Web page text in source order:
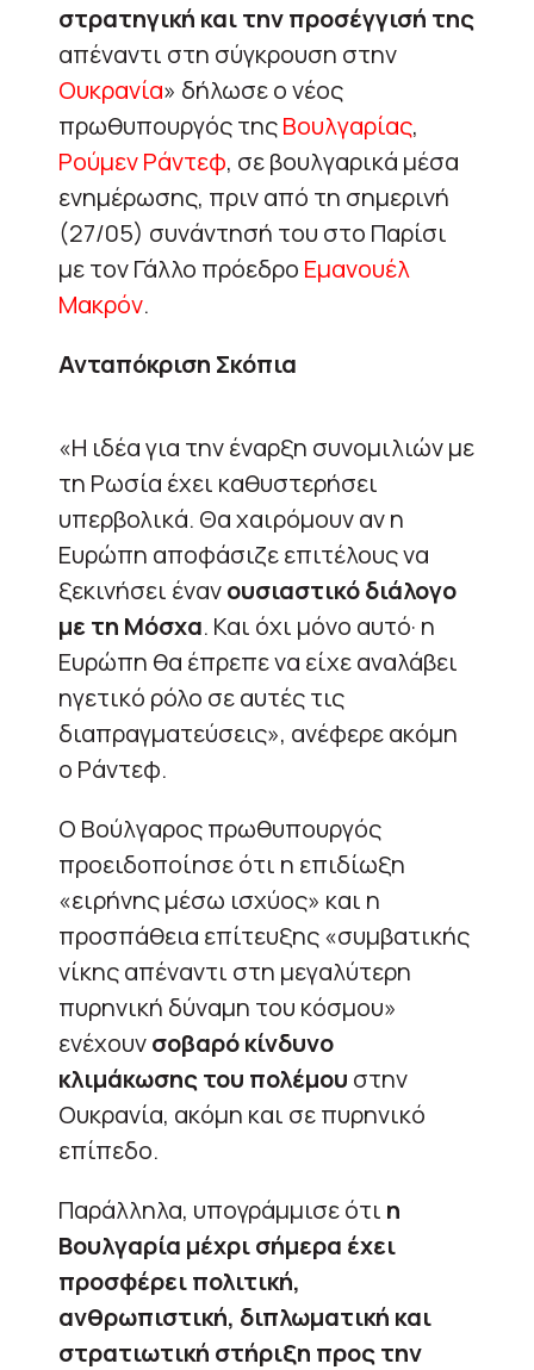
στρατηγική και την προσέγγισή της
απέναντι στη σύγκρουση στην
Ουκρανία» δήλωσε ο νέος
πρωθυπουργός τηςΒουλγαρίας,
Ρούμεν Ράντεφ, σε βουλγαρικά μέσα
ενημέρωσης, πριν από τη σημερινή
(27/05) συνάντησή του στο Παρίσι
με τον Γάλλο πρόεδρο Εμανουέλ
Μακρόν.
Ανταπόκριση Σκόπια
«Η ιδέα για την έναρξη συνομιλιών με
τη Ρωσία έχει καθυστερήσει
υπερβολικά. Θα χαιρόμουν αν η
Ευρώπη αποφάσιζε επιτέλους να
ξεκινήσει ένανουσιαστικό διάλογο
με τη Μόσχα. Και όχι μόνο αυτό· η
Ευρώπη θα έπρεπε να είχε αναλάβει
ηγετικό ρόλο σε αυτές τις
διαπραγματεύσεις», ανέφερε ακόμη
ο Ράντεφ.
Ο Βούλγαρος πρωθυπουργός
προειδοποίησε ότι η επιδίωξη
«ειρήνης μέσω ισχύος» και η
προσπάθεια επίτευξης «συμβατικής
νίκης απέναντι στη μεγαλύτερη
πυρηνική δύναμη του κόσμου»
ενέχουνσοβαρό κίνδυνο
κλιμάκωσης του πολέμου στην
Ουκρανία, ακόμη και σε πυρηνικό
επίπεδο.
Παράλληλα, υπογράμμισε ότι η
Βουλγαρία μέχρι σήμερα έχει
προσφέρει πολιτική,
ανθρωπιστική, διπλωματική και
στρατιωτική στήριξη προς την